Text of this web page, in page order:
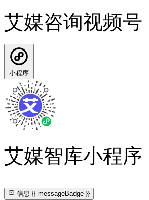
艾媒咨询视频号
小程序
艾媒智库小程序
信息{{ messageBadge }}